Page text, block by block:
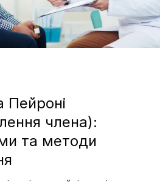
Пейроні
члена):
та методи